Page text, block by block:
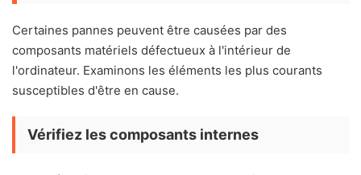
Certaines pannes peuvent être causées par des
composants matériels défectueux à l'intérieur de
l'ordinateur. Examinons les éléments les plus courants
susceptibles d'être en cause.
Vérifiez les composants internes